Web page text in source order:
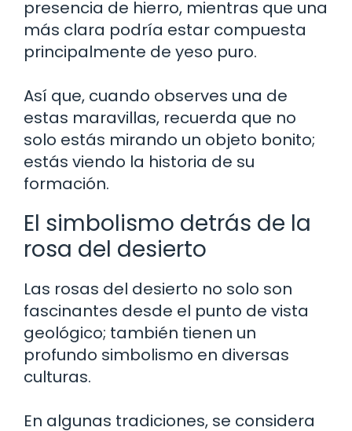
presencia de hierro, mientras que una
más clara podría estar compuesta
principalmente de yeso puro.
Así que, cuando observes una de
estas maravillas, recuerda que no
solo estás mirando un objeto bonito;
estás viendo la historia de su
formación.
El simbolismo detrás de la
rosa del desierto
Las rosas del desierto no solo son
fascinantes desde el punto de vista
geológico; también tienen un
profundo simbolismo en diversas
culturas.
En algunas tradiciones, se considera